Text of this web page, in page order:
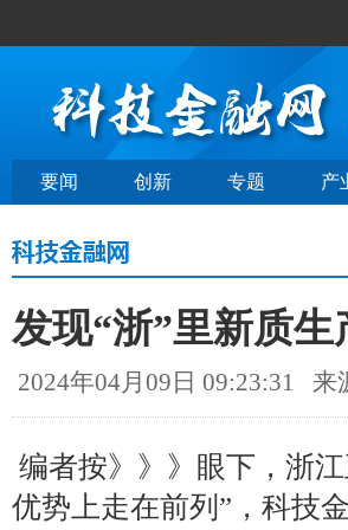
要闻 创新 专题 产
发现“浙”里新质
2024年04月09日 09:23:31 来
编者按》》》眼下，浙
优势上走在前列”，科技